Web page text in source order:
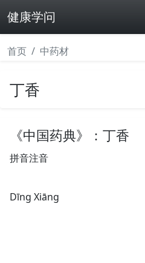
健康学问
首页 中药材
丁香
《中国药典》：丁香
拼音注音
Dīnɡ Xiānɡ